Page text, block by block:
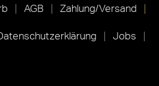
AGB Zahlung/Versand
Jobs